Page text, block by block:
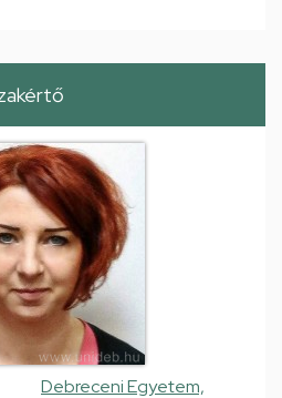
Debreceni Egyetem,